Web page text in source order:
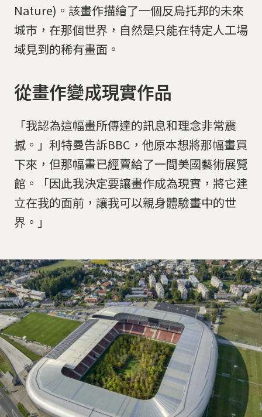
Nature)。該畫作描繪了一個反烏托邦的未來
城市，在那個世界，自然是只能在特定人工場
域見到的稀有畫面。
從畫作變成現實作品
「我認為這幅畫所傳達的訊息和理念非常震
撼。」利特曼告訴BBC，他原本想將那幅畫買
下來，但那幅畫已經賣給了一間美國藝術展覽
館。「因此我決定要讓畫作成為現實，將它建
立在我的面前，讓我可以親身體驗畫中的世
界。」